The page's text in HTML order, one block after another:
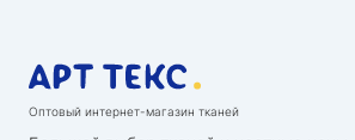
Оптовый интернет-магазин тканей